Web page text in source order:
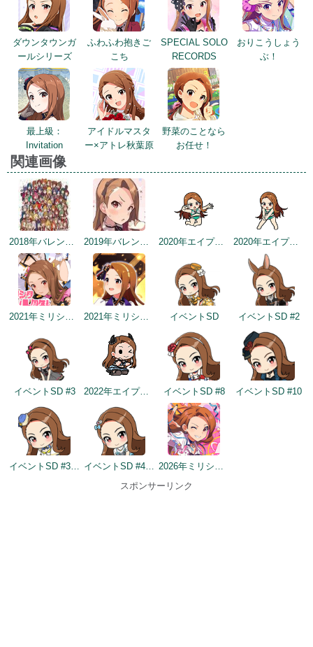
ダウンタウンガ
ールシリーズ
ふわふわ抱きご
こち
SPECIAL SOLO
RECORDS
おりこうしょう
ぶ！
最上級：
Invitation
アイドルマスタ
ー×アトレ秋葉原
野菜のことなら
お任せ！
関連画像
2018年バレンタインデー公式ツイート 2019年バレンタイントップ画面 2020年エイプリルフールネタ 2020年エイプリルフールネタ
2021年ミリシタ4周年カウントダウン（1日前） 2021年ミリシタ4周年トップ画面 イベントSD イベントSD #2
イベントSD #3 2022年エイプリルフールネタ イベントSD #8 イベントSD #10
イベントSD #358 イベントSD #432
2026年ミリシタ9周年カウントダウン（1日前）
スポンサーリンク